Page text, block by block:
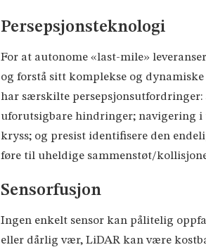
Persepsjonsteknologi
For at autonome «last-mile»
og forstå sitt komplekse og
har særskilte persepsjonsutfordringer:
uforutsigbare hindringer; navigering
kryss; og presist identifisere den
føre til uheldige sammenstøt/
Sensorfusjon
Ingen enkelt sensor kan pålitelig
eller dårlig vær, LiDAR kan være